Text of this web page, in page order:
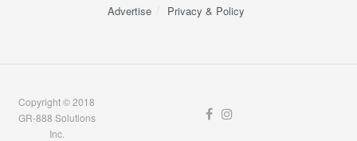
Advertise Privacy & Policy
Copyright © 2018
GR-888 Solutions
Inc.